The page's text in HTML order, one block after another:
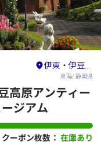
伊東・伊豆高原・宇佐美
東海/ 静岡県
高原アンティー
ジアム
クーポン枚数：在庫あり